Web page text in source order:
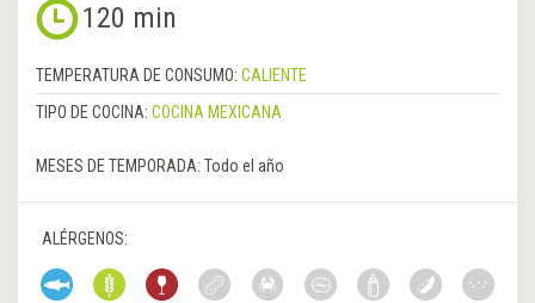
120 min
TEMPERATURA DE CONSUMO: CALIENTE
TIPO DE COCINA: COCINA MEXICANA
MESES DE TEMPORADA: Todo el año
ALÉRGENOS: